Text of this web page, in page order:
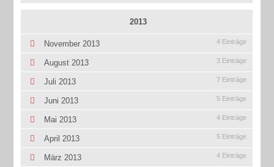
2013
November 2013 4 Einträge
August 2013 3 Einträge
Juli 2013 7 Einträge
Juni 2013 5 Einträge
Mai 2013 4 Einträge
April 2013 5 Einträge
März 2013 4 Einträge